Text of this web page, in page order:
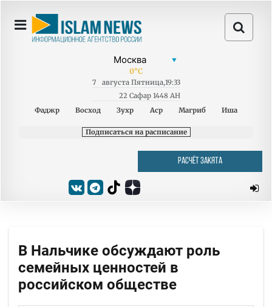
0°C
7 августа Пятница,19:33
22 Сафар 1448 AH
Фаджр
Восход Зухр Аср Магриб Иша
Подписаться на расписание
РАСЧЁТ ЗАКЯТА
В Нальчике обсуждают роль
семейных ценностей в
российском обществе